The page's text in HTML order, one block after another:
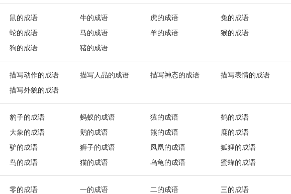
鼠的成语 牛的成语 虎的成语
兔的成语
蛇的成语 马的成语 羊的成语
猴的成语
狗的成语 猪的成语
描写动作的成语 描写人品的成语 描写神态的成语
描写表情的成语
描写外貌的成语
豹子的成语 蚂蚁的成语 猿的成语
鹤的成语
大象的成语 鹅的成语 熊的成语
鹿的成语
驴的成语 狮子的成语 凤凰的成语
狐狸的成语
鸟的成语 猫的成语 乌龟的成语 蜜蜂的成语
零的成语 一的成语 二的成语
三的成语